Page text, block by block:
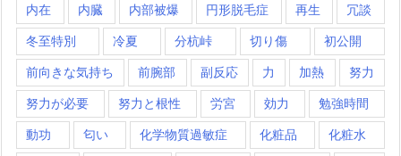
内在 内臓 内部被爆 円形脱毛症 再生 冗談
冬至特別 冷夏 分杭峠 切り傷 初公開
前向きな気持ち 前腕部 副反応 力 加熱 努力
努力が必要 努力と根性 労宮 効力 勉強時間
動功 匂い 化学物質過敏症 化粧品 化粧水